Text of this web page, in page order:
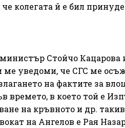
колегата й е бил
Стойчо Кацарова
уведоми, че СГС ме
на фактите за
времето, в което той е
на кръвното и др.
на Ангелов е Рая